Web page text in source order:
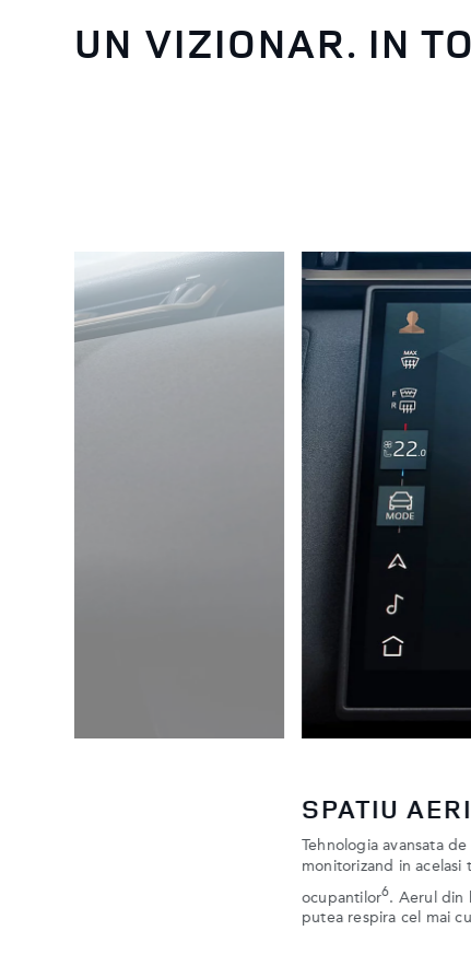
UN VIZIONAR. IN
HANDS
Informatii esentiale.
parbriz ofera informatii
Alexa despre directia
inteligente de la